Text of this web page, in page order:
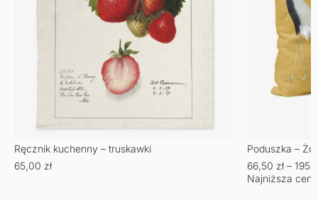
Ręcznik kuchenny – truskawki
65,00 zł
Poduszka –
66,50 zł –
Najniższa